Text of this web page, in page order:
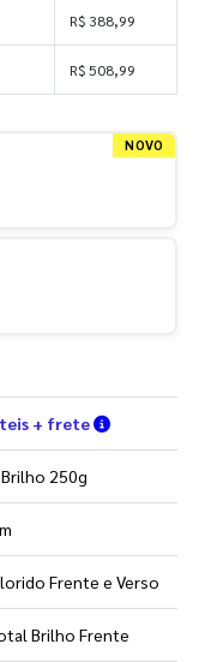
R$ 388,99
R$ 508,99
NOVO
+ frete Verifique
250g
Frente e Verso
Brilho Frente